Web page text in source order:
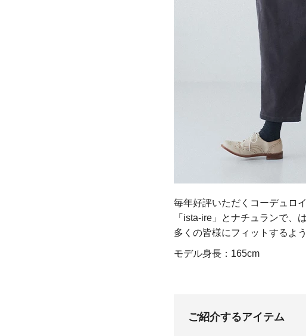
毎年好評いただくコーデュロ
「ista-ire」とナチュランで、
多くの皆様にフィットするよ
モデル身長：165cm
ご紹介するアイテム